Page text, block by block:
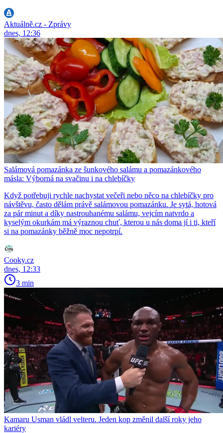
Aktuálně.cz - Zprávy
dnes, 12:36
Salámová pomazánka ze šunkového salámu a pomazánkového
másla: Výborná na svačinu i na chlebíčky
Když potřebuji rychle nachystat večeři nebo něco na chlebíčky pro
návštěvu, často dělám právě salámovou pomazánku. Je sytá, hotová
za pár minut a díky nastrouhanému salámu, vejcím natvrdo a
kyselým okurkám má výraznou chuť, kterou u nás doma jí i ti, kteří
si na pomazánky běžně moc nepotrpí.
Cooky.cz
dnes, 12:33
3 min
Kamaru Usman vládl velteru. Jeden kop změnil další roky jeho
kariéry